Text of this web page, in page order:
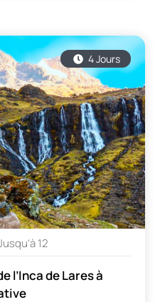
4 Jours
12
l’Inca de Lares à